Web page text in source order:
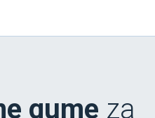
gume za